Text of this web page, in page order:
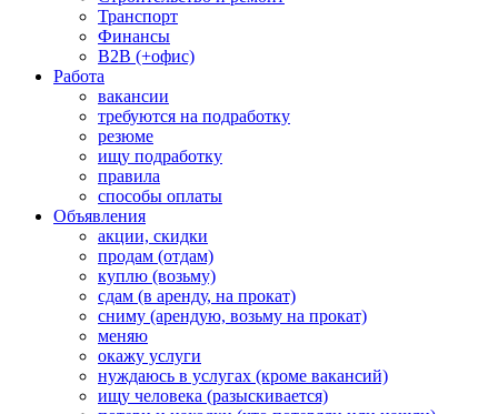
Транспорт
Финансы
B2B (+офис)
Работа
вакансии
требуются на подработку
резюме
ищу подработку
правила
способы оплаты
Объявления
акции, скидки
продам (отдам)
куплю (возьму)
сдам (в аренду, на прокат)
сниму (арендую, возьму на прокат)
меняю
окажу услуги
нуждаюсь в услугах (кроме вакансий)
ищу человека (разыскивается)